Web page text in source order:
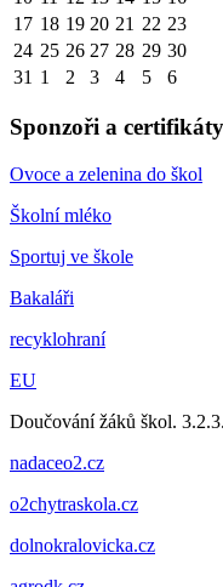
17 18 19 20 21 22 23
24 25 26 27 28 29 30
31 1 2 3 4 5 6
Sponzoři a certifikáty
Ovoce a zelenina do škol
Školní mléko
Sportuj ve škole
Bakaláři
recyklohraní
EU
Doučování žáků škol.
nadaceo2.cz
o2chytraskola.cz
dolnokralovicka.cz